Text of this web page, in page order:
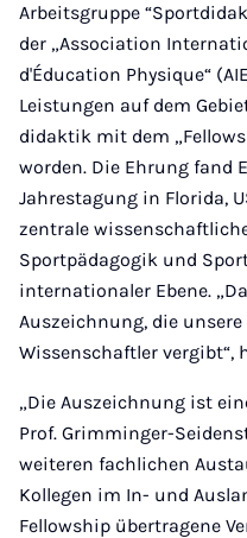
Arbeitsgruppe
der „Association
d'Éducation Physique“
Leistungen auf dem
didaktik mit dem
worden. Die Ehrung fand
Jahrestagung in Florida,
zentrale
Sportpädagogik und
internationaler Ebene.
Auszeichnung, die
Wissenschaftler vergibt“,
„Die Auszeichnung ist
Prof. Grimminger-
weiteren fachlichen
Kollegen im In- und
Fellowship übertragene